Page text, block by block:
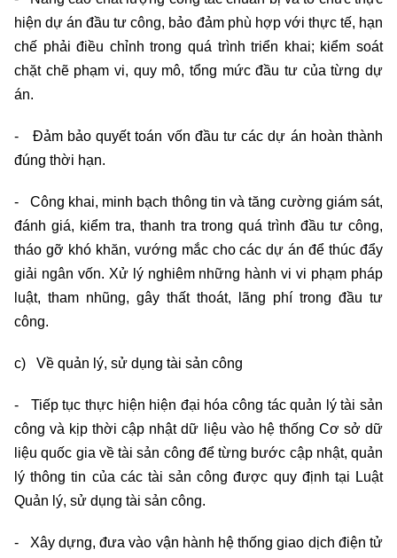
hiện dự án đầu tư công, bảo đảm phù hợp với thực tế, hạn
chế phải điều chỉnh trong quá trình triển khai; kiểm soát
chặt chẽ phạm vi, quy mô, tổng mức đầu tư của từng dự
án.
- Đảm bảo quyết toán vốn đầu tư các dự án hoàn thành
đúng thời hạn.
- Công khai, minh bạch thông tin và tăng cường giám sát,
đánh giá, kiểm tra, thanh tra trong quá trình đầu tư công,
tháo gỡ khó khăn, vướng mắc cho các dự án để thúc đẩy
giải ngân vốn. Xử lý nghiêm những hành vi vi phạm pháp
luật, tham nhũng, gây thất thoát, lãng phí trong đầu tư
công.
c) Về quản lý, sử dụng tài sản công
- Tiếp tục thực hiện hiện đại hóa công tác quản lý tài sản
công và kịp thời cập nhật dữ liệu vào hệ thống Cơ sở dữ
liệu quốc gia về tài sản công để từng bước cập nhật, quản
lý thông tin của các tài sản công được quy định tại Luật
Quản lý, sử dụng tài sản công.
- Xây dựng, đưa vào vận hành hệ thống giao dịch điện tử